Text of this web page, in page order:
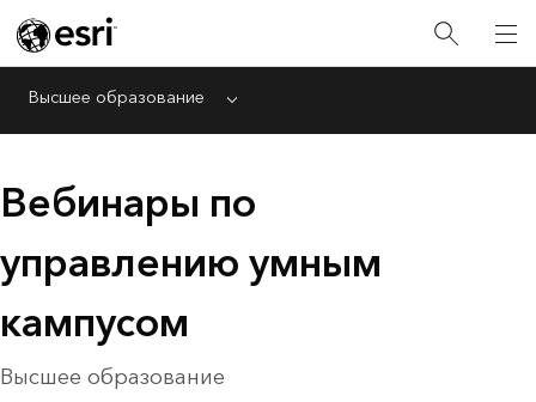
Высшее образование Menu
Вебинары по
управлению умным
кампусом
Высшее образование